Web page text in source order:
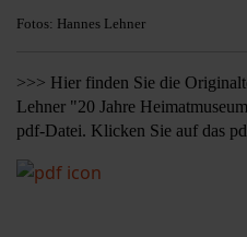
Fotos: Hannes Lehner
>>> Hier finden Sie die
Lehner "20 Jahre
pdf-Datei. Klicken Sie auf das